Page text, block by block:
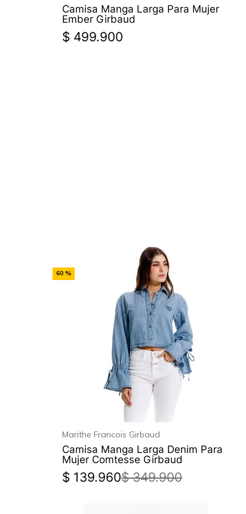
Camisa Manga Larga Para Mujer
Ember Girbaud
$ 499.900
60 %
Marithe Francois Girbaud
Camisa Manga Larga Denim Para
Mujer Comtesse Girbaud
$ 139.960$ 349.900